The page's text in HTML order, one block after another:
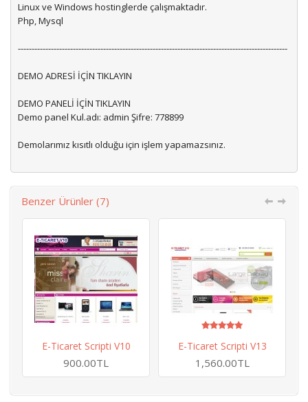
Linux ve Windows hostinglerde çalışmaktadır.
Php, Mysql
--------------------------------------------------------------------------------------------------
DEMO ADRESİ İÇİN TIKLAYIN
DEMO PANELİ İÇİN TIKLAYIN
Demo panel Kul.adı: admin Şifre: 778899
Demolarımız kısıtlı olduğu için işlem yapamazsınız.
Benzer Ürünler (7)
E-Ticaret Scripti V10
900.00TL
E-Ticaret Scripti V13
1,560.00TL